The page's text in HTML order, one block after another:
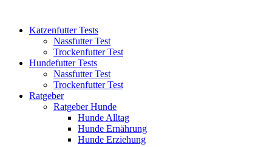
Katzenfutter Tests
Nassfutter Test
Trockenfutter Test
Hundefutter Tests
Nassfutter Test
Trockenfutter Test
Ratgeber
Ratgeber Hunde
Hunde Alltag
Hunde Ernährung
Hunde Erziehung